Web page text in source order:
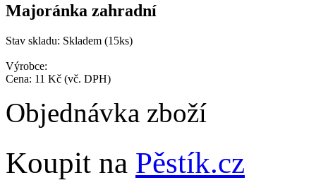
Majoránka zahradní
Stav skladu: Skladem (15ks)
Výrobce:
Cena: 11 Kč (vč. DPH)
Objednávka zboží
Koupit na Pěstík.cz